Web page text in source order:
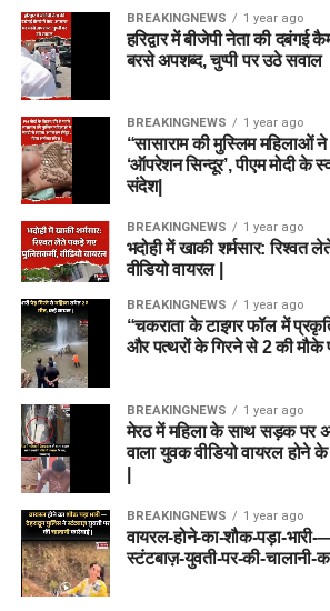
BREAKINGNEWS 1 year ago
हरिद्वार में बीजेपी नेता की
बरसे अपशब्द, चुप्पी पर उठे सवाल
BREAKINGNEWS 1 year ago
“सासाराम की मुस्लिम महिलाओं ने
‘ऑपरेशन सिन्दूर’, पीएम मोदी के
संदेश|
BREAKINGNEWS 1 year ago
भदोही में खाकी शर्मसार: रिश्वत
वीडियो वायरल |
BREAKINGNEWS 1 year ago
“चकराता के टाइगर फॉल में
और पत्थरों के गिरने से 2 की मौके
BREAKINGNEWS 1 year ago
मेरठ में महिला के साथ सड़क पर
वाला युवक वीडियो वायरल होने
BREAKINGNEWS 1 year ago
वायरल-होने-का-शौक-पड़ा-
स्टंटबाज़-युवती-पर-की-चालानी-